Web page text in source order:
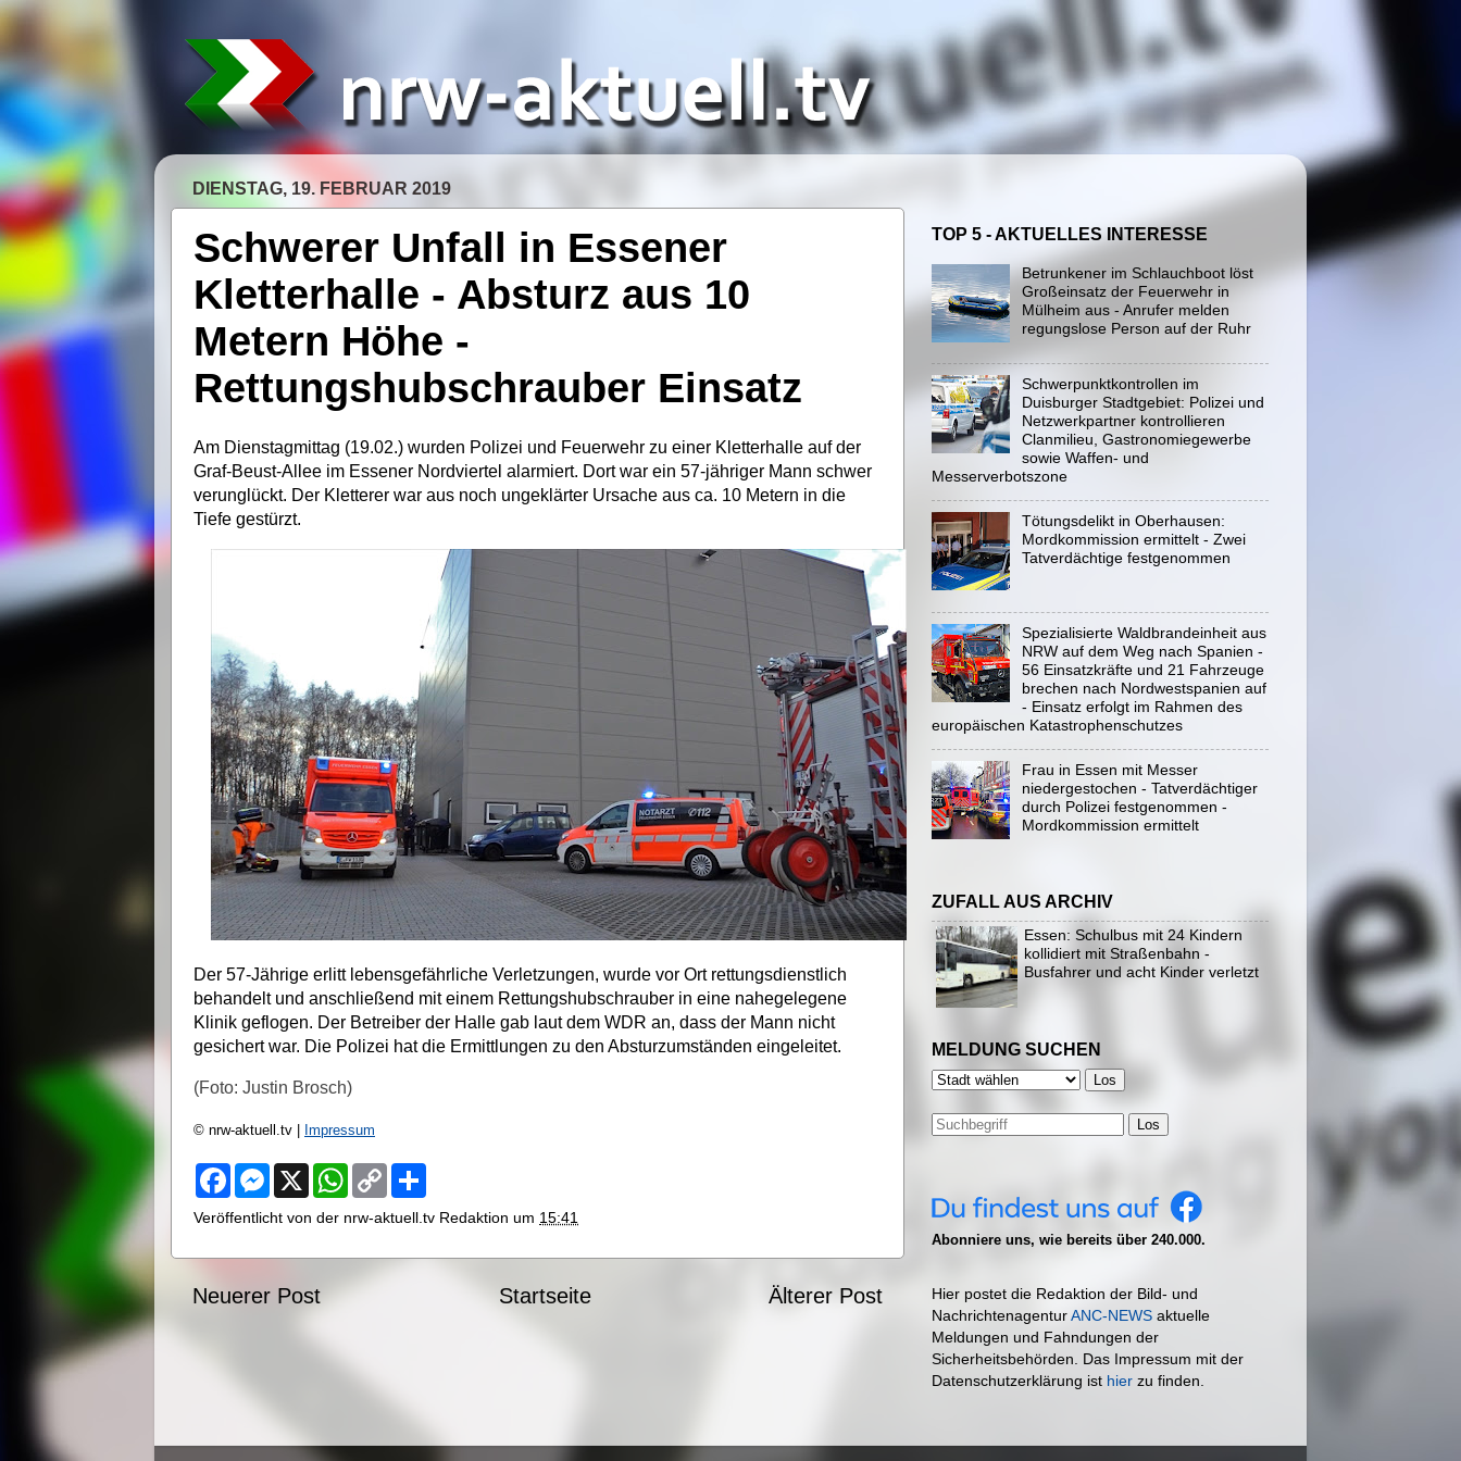
DIENSTAG, 19. FEBRUAR 2019
Schwerer Unfall in Essener
Kletterhalle - Absturz aus 10
Metern Höhe -
Rettungshubschrauber Einsatz
Am Dienstagmittag (19.02.) wurden Polizei und Feuerwehr zu einer Kletterhalle auf der
Graf-Beust-Allee im Essener Nordviertel alarmiert. Dort war ein 57-jähriger Mann schwer
verunglückt. Der Kletterer war aus noch ungeklärter Ursache aus ca. 10 Metern in die
Tiefe gestürzt.
Der 57-Jährige erlitt lebensgefährliche Verletzungen, wurde vor Ort rettungsdienstlich
behandelt und anschließend mit einem Rettungshubschrauber in eine nahegelegene
Klinik geflogen. Der Betreiber der Halle gab laut dem WDR an, dass der Mann nicht
gesichert war. Die Polizei hat die Ermittlungen zu den Absturzumständen eingeleitet.
(Foto: Justin Brosch)
© nrw-aktuell.tv | Impressum
F
e
o
k
M
s
n
e
X
W
t
A
C
y
i
r
Veröffentlicht von der nrw-aktuell.tv Redaktion um 15:41
Neuerer Post Älterer Post
Startseite
TOP 5 - AKTUELLES INTERESSE
Betrunkener im Schlauchboot löst
Großeinsatz der Feuerwehr in
Mülheim aus - Anrufer melden
regungslose Person auf der Ruhr
Schwerpunktkontrollen im
Duisburger Stadtgebiet: Polizei und
Netzwerkpartner kontrollieren
Clanmilieu, Gastronomiegewerbe
sowie Waffen- und
Messerverbotszone
Tötungsdelikt in Oberhausen:
Mordkommission ermittelt - Zwei
Tatverdächtige festgenommen
Spezialisierte Waldbrandeinheit aus
NRW auf dem Weg nach Spanien -
56 Einsatzkräfte und 21 Fahrzeuge
brechen nach Nordwestspanien auf
- Einsatz erfolgt im Rahmen des
europäischen Katastrophenschutzes
Frau in Essen mit Messer
niedergestochen - Tatverdächtiger
durch Polizei festgenommen -
Mordkommission ermittelt
ZUFALL AUS ARCHIV
Essen: Schulbus mit 24 Kindern
kollidiert mit Straßenbahn -
Busfahrer und acht Kinder verletzt
MELDUNG SUCHEN
Los
Abonniere uns, wie bereits über 240.000.
Hier postet die Redaktion der Bild- und
NachrichtenagenturANC-NEWS aktuelle
Meldungen und Fahndungen der
Sicherheitsbehörden. Das Impressum mit der
Datenschutzerklärung ist hier zu finden.